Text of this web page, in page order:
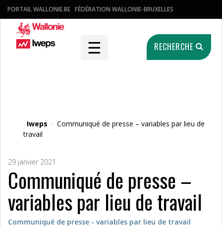
PORTAIL WALLONIE.BE FÉDÉRATION WALLONIE-BRUXELLES
☰ RECHERCHE
Iweps / Communiqué de presse – variables par lieu de
travail
29 janvier 2021
Communiqué de presse –
variables par lieu de travail
Communiqué de presse - variables par lieu de travail